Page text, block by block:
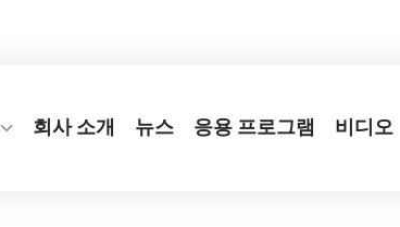
회사 소개 뉴스 응용 프로그램 비디오